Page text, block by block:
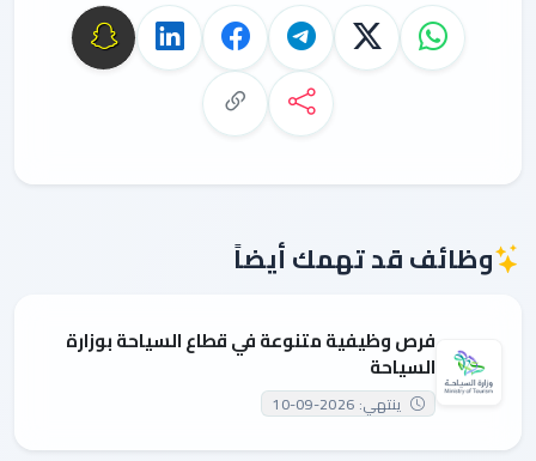
وظائف قد تهمك أيضاً
فرص وظيفية متنوعة في قطاع السياحة بوزارة
السياحة
ينتهي: 2026-09-10